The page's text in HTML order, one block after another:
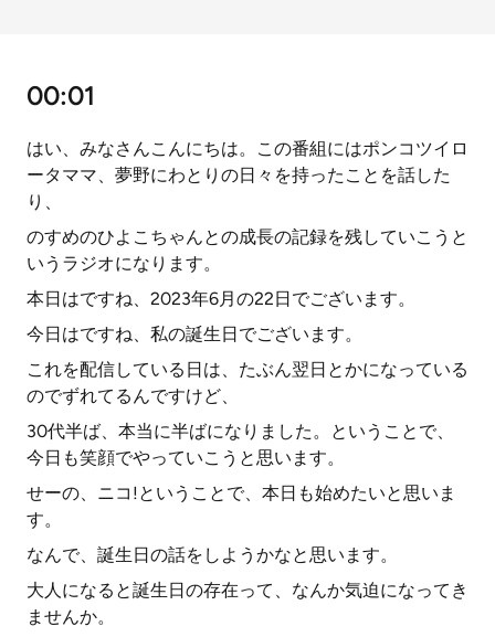
00:01
はい、みなさんこんにちは。この番組にはポンコツイロ
ータママ、夢野にわとりの日々を持ったことを話した
り、
のすめのひよこちゃんとの成長の記録を残していこうと
いうラジオになります。
本日はですね、2023年6月の22日でございます。
今日はですね、私の誕生日でございます。
これを配信している日は、たぶん翌日とかになっている
のでずれてるんですけど、
30代半ば、本当に半ばになりました。ということで、
今日も笑顔でやっていこうと思います。
せーの、ニコ!ということで、本日も始めたいと思いま
す。
なんで、誕生日の話をしようかなと思います。
大人になると誕生日の存在って、なんか気迫になってき
ませんか。